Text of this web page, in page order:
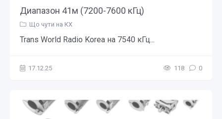
Диапазон 41м (7200-7600 кГц)
Що чути на КХ
Trans World Radio Korea на 7540 кГц...
17.12.25 118 0